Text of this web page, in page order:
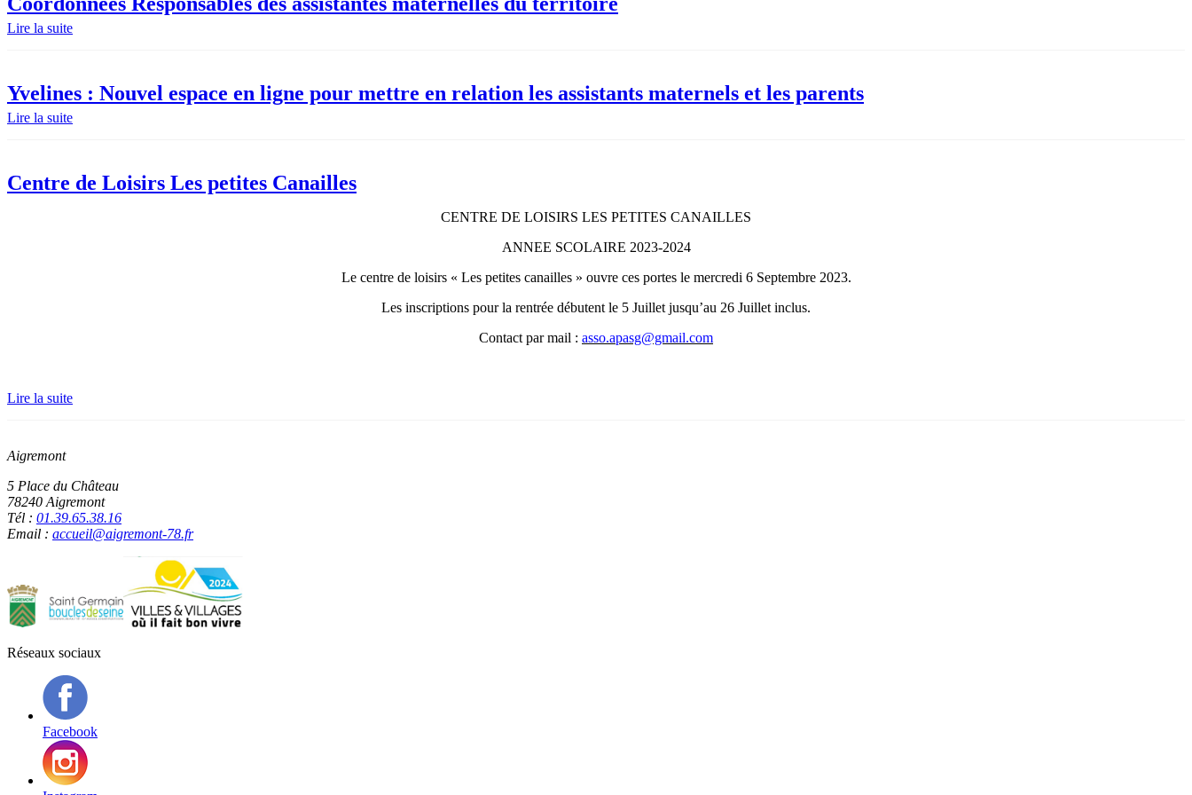
Lire la suite
Yvelines : Nouvel espace en ligne pour mettre en relation les assistants maternels et les parents
Lire la suite
Centre de Loisirs Les petites Canailles
CENTRE DE LOISIRS LES PETITES CANAILLES
ANNEE SCOLAIRE 2023-2024
Le centre de loisirs « Les petites canailles » ouvre ces portes le mercredi 6 Septembre 2023.
Les inscriptions pour la rentrée débutent le 5 Juillet jusqu’au 26 Juillet inclus.
Contact par mail : asso.apasg@gmail.com
Lire la suite
Aigremont
5 Place du Château
78240 Aigremont
Tél : 01.39.65.38.16
Email : accueil@aigremont-78.fr
Réseaux sociaux
Facebook